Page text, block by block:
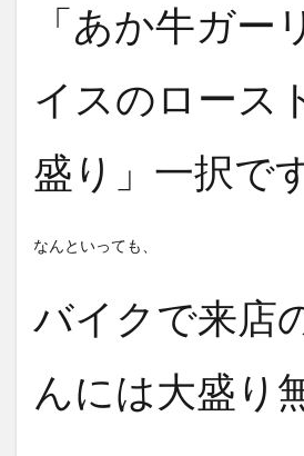
「あか牛ガー
イスのロース
盛り」一択で
なんといっても、
バイクで来店
んには大盛り